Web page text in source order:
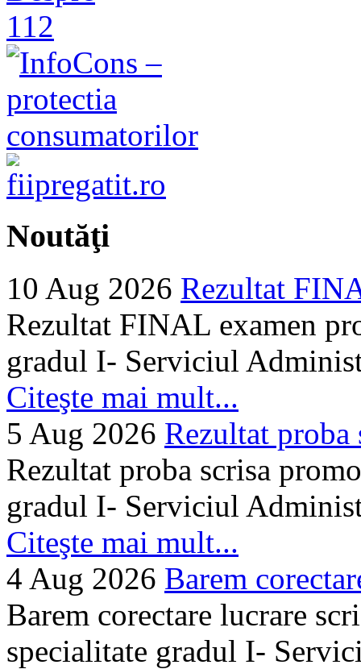
Noutăţi
10 Aug 2026 Rezultat
Rezultat FINAL examen
gradul I- Serviciul
Citeşte mai mult...
5 Aug 2026 Rezultat proba
Rezultat proba scrisa
gradul I- Serviciul
Citeşte mai mult...
4 Aug 2026 Barem
Barem corectare lucrare
specialitate gradul I-